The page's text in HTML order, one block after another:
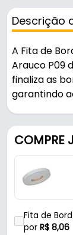
Descrição
A Fita de
Arauco P09
finaliza as
garantindo
Indicado
Fabricada
resistente e
- Marca:
COMPRE
Fita de
de 100 Mm
por R$ 8,06